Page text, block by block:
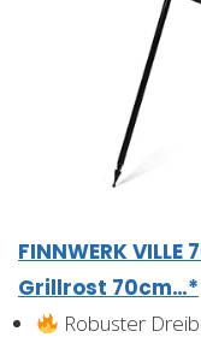
FINNWERK
Grillrost 70cm…*
Robuster